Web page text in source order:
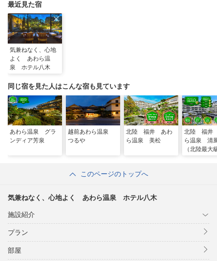
最近見た宿
気兼ねなく、心地
よく あわら温
泉 ホテル八木
同じ宿を見た人はこんな宿も見ています
あわら温泉 グラ
ンディア芳泉
越前あわら温泉
つるや
北陸 福井 あわ
ら温泉 美松
北陸 福井
ら温泉 清
（北陸最大
このページのトップへ
気兼ねなく、心地よく あわら温泉 ホテル八木
施設紹介
プラン
部屋